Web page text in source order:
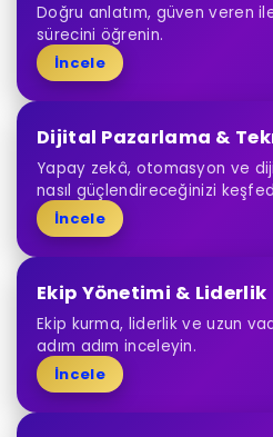
Doğru anlatım, güven veren
sürecini öğrenin.
İncele
Dijital Pazarlama &
Yapay zekâ, otomasyon ve
nasıl güçlendireceğinizi
İncele
Ekip Yönetimi & Liderlik
Ekip kurma, liderlik ve uzun
adım adım inceleyin.
İncele